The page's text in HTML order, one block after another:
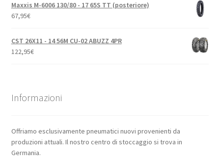
Maxxis M-6006 130/80 - 17 65S TT (posteriore)
67,95€
CST 26X11 - 14 56M CU-02 ABUZZ 4PR
122,95€
Informazioni
Offriamo esclusivamente pneumatici nuovi provenienti da
produzioni attuali. Il nostro centro di stoccaggio si trova in
Germania.